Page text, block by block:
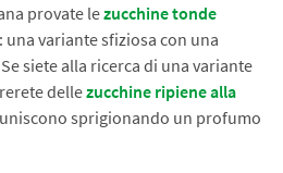
provate lezucchine tonde
: una variante sfiziosa con una
siete alla ricerca di una variante
dellezucchine ripiene alla
sprigionando un profumo